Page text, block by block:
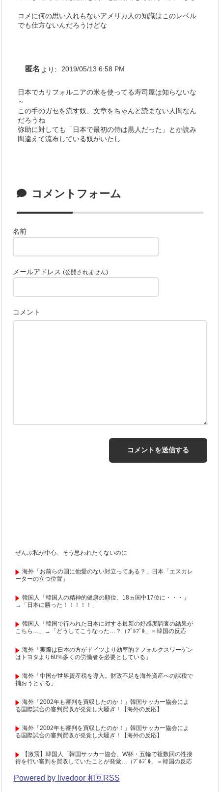
コメに何の思い入れもないアメリカ人の知識はこのレベル
でも仕方ないんだろうけどな
匿名 より: 2019/05/13 6:58 PM
日本でカリフォルニアの米を使ってる寿司屋は知らないな
～
この手のガセを流す奴、文章をちゃんと読まない人間なん
だろうね
弥助に対しても「日本で最初の侍は黒人だった」とか読み
間違えて流布している奴がいたし
コメントフォーム
名前
メールアドレス(公開されません)
コメント
ぜんぶ私が中心、そう思われたくないのに
海外「お前らの国に他愛のない対立ってある？」日本「エスカレ
ーターの立つ位置」
韓国人「韓国人の精神的健康の順位、18ヵ国中17位に・・・」
→「日本に勝った！！！！！」
韓国人「韓国で行われた日本に対する最新の好感度調査の結果が
こちら…」→「どうしてこうなった…？（ﾌﾞﾙﾌﾞﾙ」＝韓国の反応
海外「実際は日本の方がドイツより効率的？フォルクスワーゲン
はトヨタより60%多くの労働者を必要としている」
海外「中国が世界資産税を導入。財政不足を海外資産への課税で
補おうとする」
海外「2002年も審判を買収したのか！」韓国サッカー協会によ
る国際試合の審判買収が発覚し大騒ぎ！【海外の反応】
海外「2002年も審判を買収したのか！」韓国サッカー協会によ
る国際試合の審判買収が発覚し大騒ぎ！【海外の反応】
【激震】韓国人「韓国サッカー協会、W杯・五輪で複数回の性接
待を行い審判を買収していたことが発覚…（ﾌﾞﾙﾌﾞﾙ」＝韓国の反応
Powered by livedoor 相互RSS